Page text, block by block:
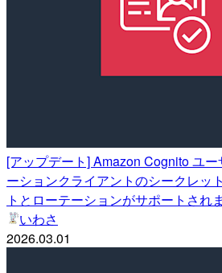
[アップデート] Amazon Cognito ユ
ーションクライアントのシークレッ
トとローテーションがサポートされ
いわさ
2026.03.01